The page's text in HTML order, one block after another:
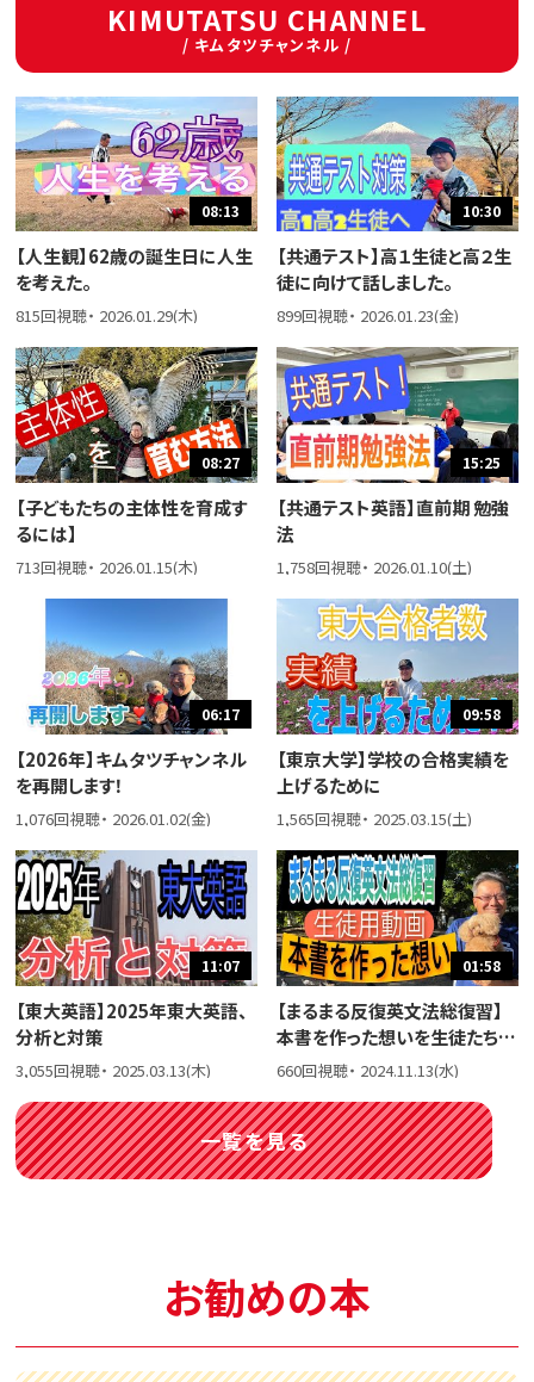
KIMUTATSU CHANNEL
/ キムタツチャンネル /
08:13
【人生観】62歳の誕生日に人生
を考えた。
815回視聴・ 2026.01.29(木)
10:30
【共通テスト】高１生徒と高２生
徒に向けて話しました。
899回視聴・ 2026.01.23(金)
08:27
【子どもたちの主体性を育成す
るには】
713回視聴・ 2026.01.15(木)
15:25
【共通テスト英語】直前期 勉強
法
1,758回視聴・ 2026.01.10(土)
06:17
【2026年】キムタツチャンネル
を再開します！
1,076回視聴・ 2026.01.02(金)
09:58
【東京大学】学校の合格実績を
上げるために
1,565回視聴・ 2025.03.15(土)
11:07
【東大英語】2025年東大英語、
分析と対策
3,055回視聴・ 2025.03.13(木)
01:58
【まるまる反復英文法総復習】
本書を作った想いを生徒たちに
話しました。
660回視聴・ 2024.11.13(水)
一覧を見る
お勧めの本